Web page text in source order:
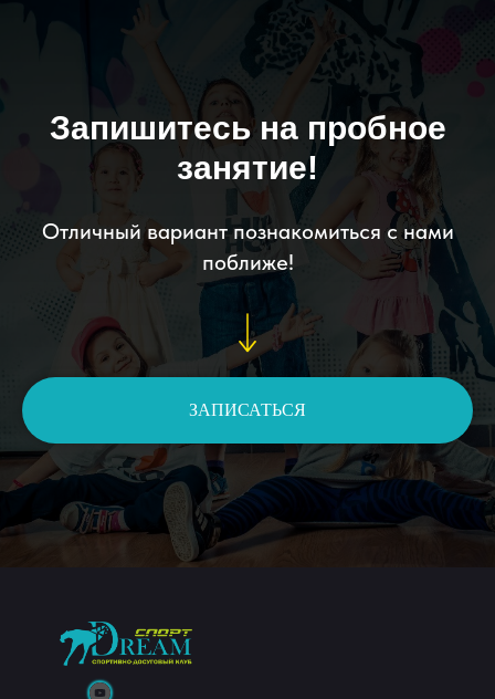
Запишитесь на пробное
занятие!
Отличный вариант познакомиться с нами
поближе!
ЗАПИСАТЬСЯ